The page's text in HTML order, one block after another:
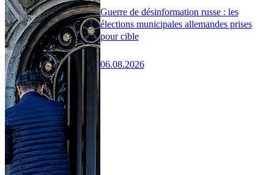
Guerre de désinformation russe : les
élections municipales allemandes prises
pour cible
06.08.2026